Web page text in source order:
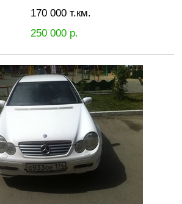
170 000 т.км.
250 000р.